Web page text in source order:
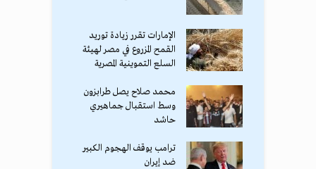
الإمارات تقرر زيادة توريد
القمح المزروع في مصر لهيئة
السلع التموينية المصرية
محمد صلاح يصل طرابزون
وسط استقبال جماهيري
حاشد
ترامب يوقف الهجوم الكبير
ضد إيران